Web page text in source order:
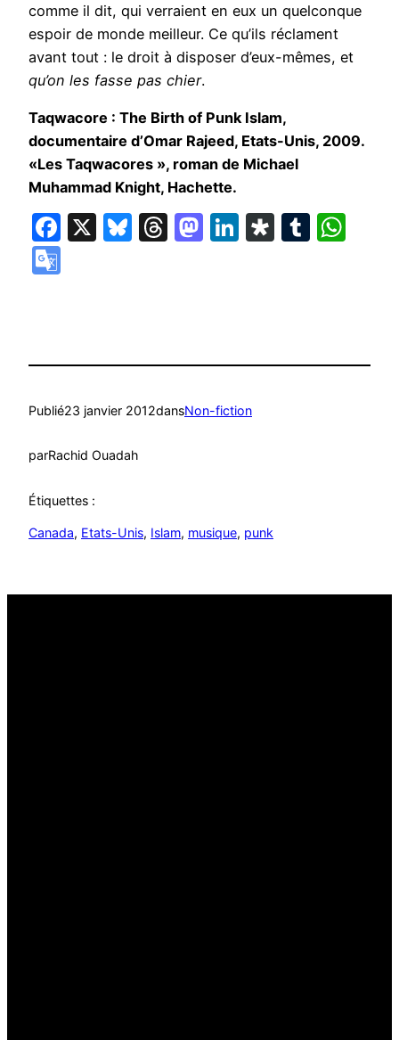
comme il dit, qui verraient en eux un quelconque
espoir de monde meilleur. Ce qu’ils réclament
avant tout : le droit à disposer d’eux-mêmes, et
qu’on les fasse pas chier.
Taqwacore : The Birth of Punk Islam,
documentaire d’Omar Rajeed, Etats-Unis, 2009.
«Les Taqwacores », roman de Michael
Muhammad Knight, Hachette.
Facebook
X Bluesky
Threads
Mastodon
LinkedIn
Diaspora
Publié23 janvier 2012dansNon-fiction
parRachid Ouadah
Étiquettes :
Canada, Etats-Unis, Islam, musique, punk